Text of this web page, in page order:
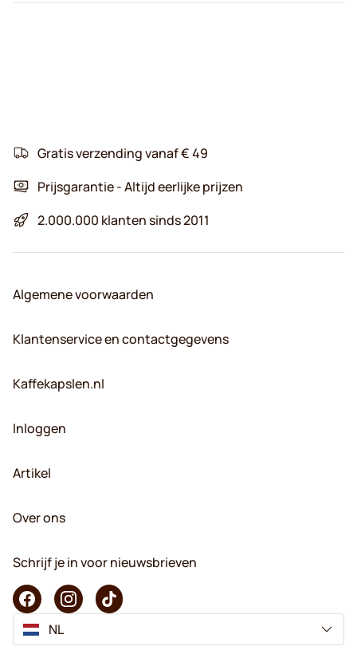
Gratis verzending vanaf € 49
Prijsgarantie - Altijd eerlijke prijzen
2.000.000 klanten sinds 2011
Algemene voorwaarden
Klantenservice en contactgegevens
Kaffekapslen.nl
Inloggen
Artikel
Over ons
Schrijf je in voor nieuwsbrieven
NL